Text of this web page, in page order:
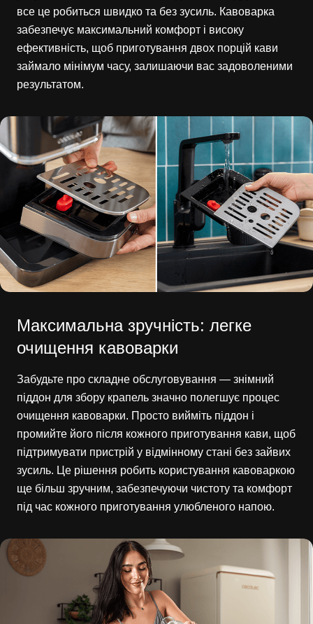
все це робиться швидко та без зусиль. Кавоварка
забезпечує максимальний комфорт і високу
ефективність, щоб приготування двох порцій кави
займало мінімум часу, залишаючи вас задоволеними
результатом.
Максимальна зручність: легке
очищення кавоварки
Забудьте про складне обслуговування — знімний
піддон для збору крапель значно полегшує процес
очищення кавоварки. Просто вийміть піддон і
промийте його після кожного приготування кави, щоб
підтримувати пристрій у відмінному стані без зайвих
зусиль. Це рішення робить користування кавоваркою
ще більш зручним, забезпечуючи чистоту та комфорт
під час кожного приготування улюбленого напою.